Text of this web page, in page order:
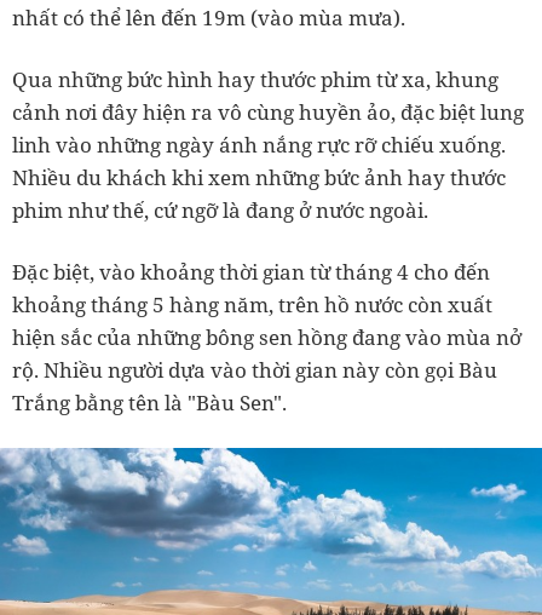
nhất có thể lên đến 19m (vào mùa mưa).
Qua những bức hình hay thước phim từ xa, khung
cảnh nơi đây hiện ra vô cùng huyền ảo, đặc biệt lung
linh vào những ngày ánh nắng rực rỡ chiếu xuống.
Nhiều du khách khi xem những bức ảnh hay thước
phim như thế, cứ ngỡ là đang ở nước ngoài.
Đặc biệt, vào khoảng thời gian từ tháng 4 cho đến
khoảng tháng 5 hàng năm, trên hồ nước còn xuất
hiện sắc của những bông sen hồng đang vào mùa nở
rộ. Nhiều người dựa vào thời gian này còn gọi Bàu
Trắng bằng tên là "Bàu Sen".